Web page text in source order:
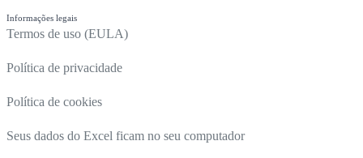
Informações legais
Termos de uso (EULA)
Política de privacidade
Política de cookies
Seus dados do Excel ficam no seu computador